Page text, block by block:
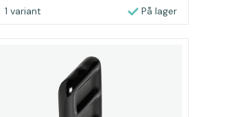
1 variant På lager